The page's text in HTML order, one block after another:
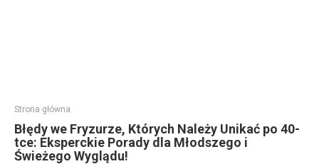
Strona główna
Błędy we Fryzurze, Których Należy Unikać po 40-
tce: Eksperckie Porady dla Młodszego i
Świeżego Wyglądu!